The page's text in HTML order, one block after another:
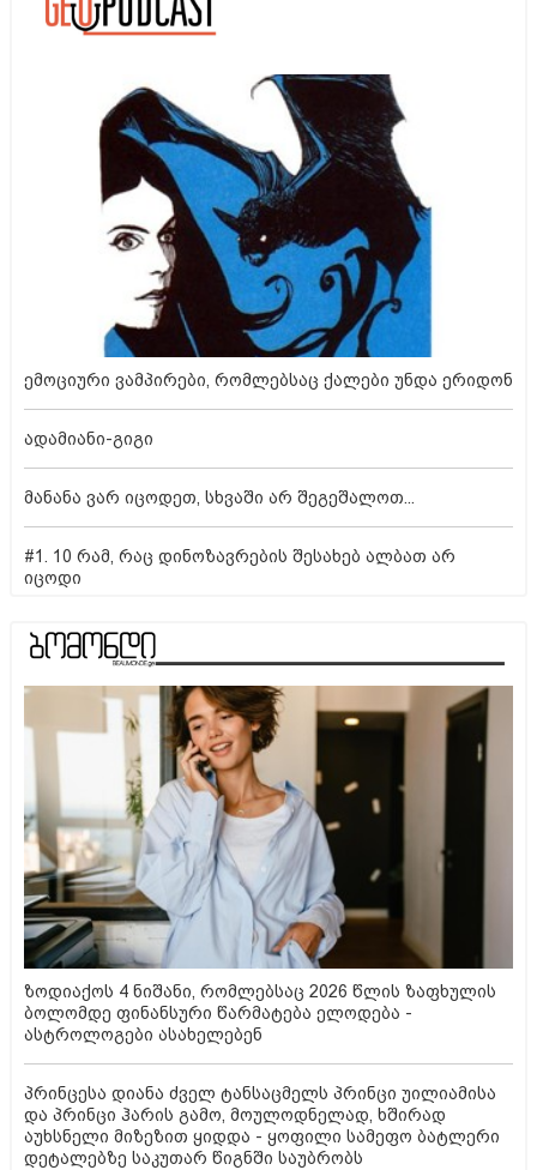
ემოციური ვამპირები, რომლებსაც ქალები უნდა ერიდონ
ადამიანი-გიგი
მანანა ვარ იცოდეთ, სხვაში არ შეგეშალოთ...
#1. 10 რამ, რაც დინოზავრების შესახებ ალბათ არ
იცოდი
ზოდიაქოს 4 ნიშანი, რომლებსაც 2026 წლის ზაფხულის
ბოლომდე ფინანსური წარმატება ელოდება -
ასტროლოგები ასახელებენ
პრინცესა დიანა ძველ ტანსაცმელს პრინცი უილიამისა
და პრინცი ჰარის გამო, მოულოდნელად, ხშირად
აუხსნელი მიზეზით ყიდდა - ყოფილი სამეფო ბატლერი
დეტალებზე საკუთარ წიგნში საუბრობს